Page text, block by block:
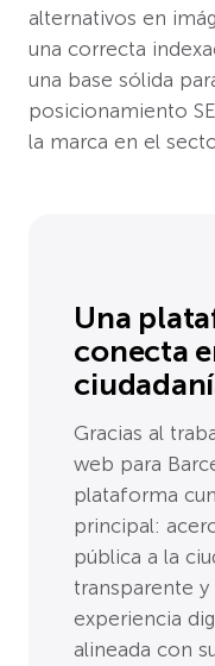
alternativos en
una correcta
una base sólida
posicionamiento
la marca en el
Una
conecta
Gracias al
web para
plataforma
principal:
pública a la
transparente y
experiencia
alineada con